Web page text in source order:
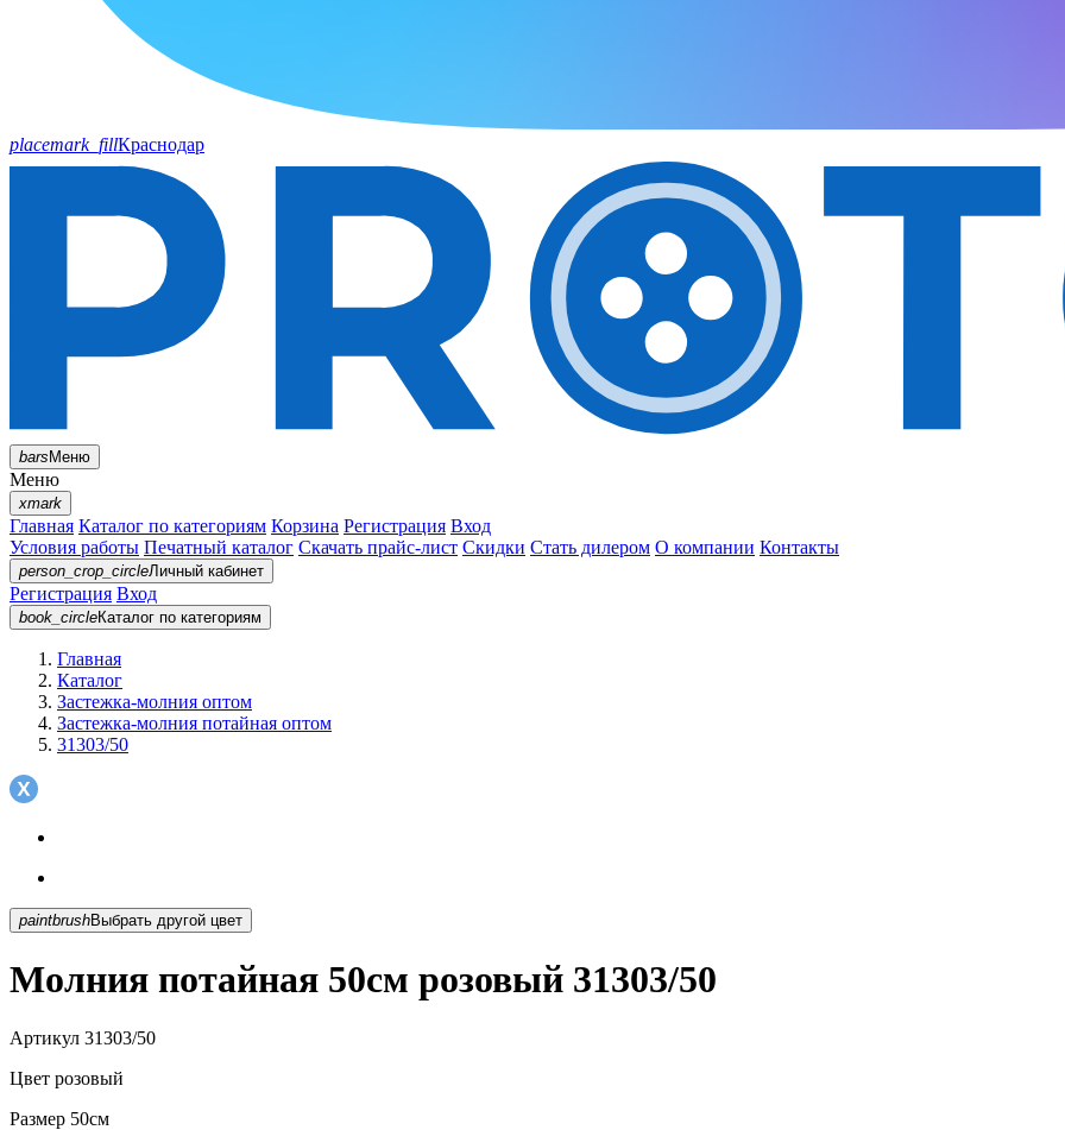
placemark_fillКраснодар
barsМеню
Меню
xmark
Главная Каталог по категориям Корзина Регистрация Вход
Условия работы Печатный каталог Скачать прайс-лист Скидки Стать дилером О компании Контакты
person_crop_circleЛичный кабинет
Регистрация Вход
book_circleКаталог по категориям
Главная
Каталог
Застежка-молния оптом
Застежка-молния потайная оптом
31303/50
paintbrush Выбрать другой цвет
Молния потайная 50см розовый 31303/50
Артикул 31303/50
Цвет розовый
Размер 50см